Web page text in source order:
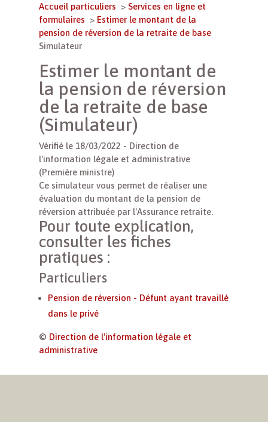
Accueil particuliers > Services en ligne et
formulaires > Estimer le montant de la
pension de réversion de la retraite de base
Simulateur
Estimer le montant de
la pension de réversion
de la retraite de base
(Simulateur)
Vérifié le 18/03/2022 - Direction de
l'information légale et administrative
(Première ministre)
Ce simulateur vous permet de réaliser une
évaluation du montant de la pension de
réversion attribuée par l'Assurance retraite.
Pour toute explication,
consulter les fiches
pratiques :
Particuliers
Pension de réversion - Défunt ayant travaillé
dans le privé
© Direction de l'information légale et
administrative